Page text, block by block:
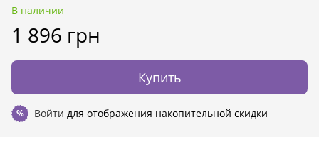
В наличии
1 896 грн
Купить
% Войти для отображения накопительной скидки